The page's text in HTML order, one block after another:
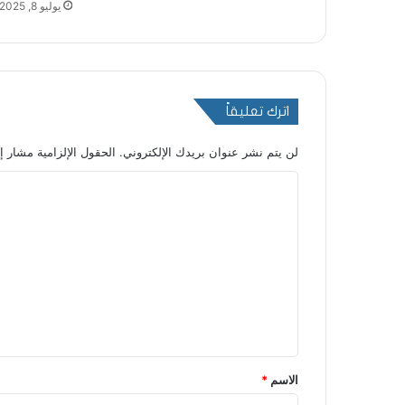
يوليو 8, 2025
اترك تعليقاً
لن يتم نشر عنوان بريدك الإلكتروني. الحقول الإلزامية مشار
*
الاسم *